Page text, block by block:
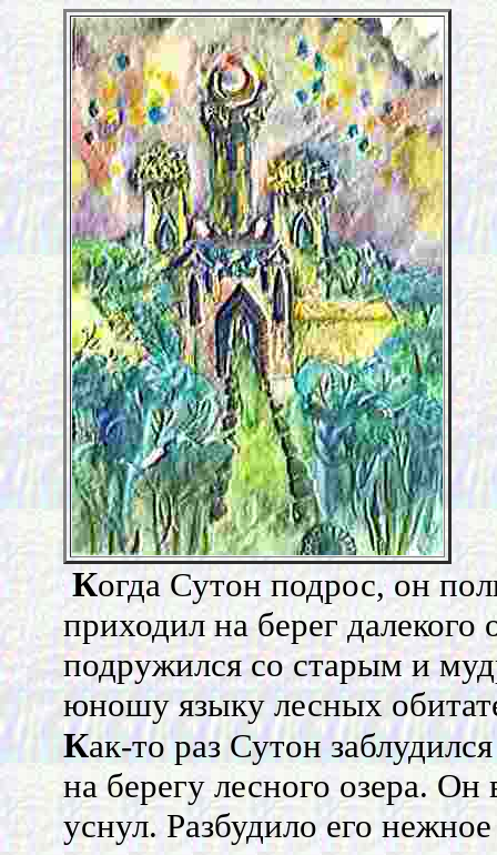
Когда Сутон подрос, он
приходил на берег
подружился со старым и
юношу языку лесных
Как-то раз Сутон
на берегу лесного озера. Он
уснул. Разбудило его